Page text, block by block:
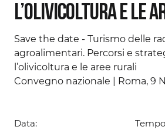
l’olivicoltura e le
Save the date - Turismo delle
agroalimentari. Percorsi e
l’olivicoltura e le aree rurali
Convegno nazionale | Roma, 9
Data: